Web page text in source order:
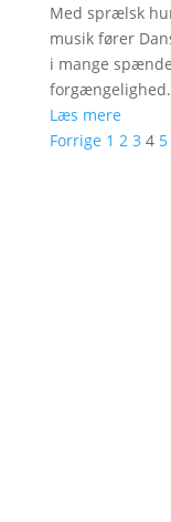
Med sprælsk
musik fører
i mange
forgængelighed.
Læs mere
Forrige 1 2 3 4 5